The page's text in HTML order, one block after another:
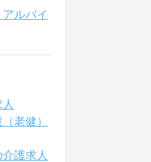
ルバイ
老健）
護求人